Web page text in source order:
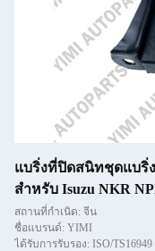
แบริ่งที่ปิดสนิทชุดแบริ่
สำหรับ Isuzu NKR
สถานที่กำเนิด: จีน
ชื่อแบรนด์: YIMI
ได้รับการรับรอง: ISO/TS16949